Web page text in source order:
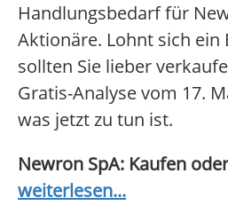
Handlungsbedarf für
Aktionäre. Lohnt sich ein
sollten Sie lieber
Gratis-Analyse vom 17.
was jetzt zu tun ist.
Newron SpA: Kaufen
weiterlesen...